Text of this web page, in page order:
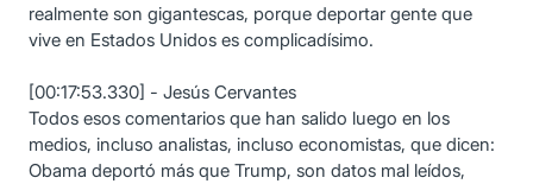
realmente son gigantescas, porque deportar gente que
vive en Estados Unidos es complicadísimo.
[00:17:53.330] - Jesús Cervantes
Todos esos comentarios que han salido luego en los
medios, incluso analistas, incluso economistas, que dicen:
Obama deportó más que Trump, son datos mal leídos,